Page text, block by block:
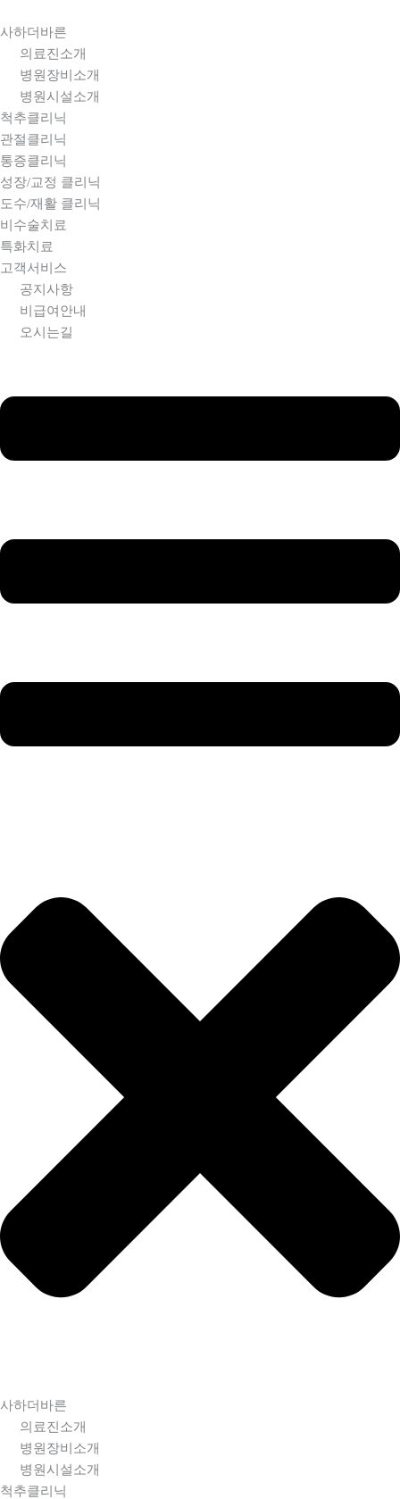
건너뛰기
사하더바른
의료진소개
병원장비소개
병원시설소개
척추클리닉
관절클리닉
통증클리닉
성장/교정 클리닉
도수/재활 클리닉
비수술치료
특화치료
고객서비스
공지사항
비급여안내
오시는길
사하더바른
의료진소개
병원장비소개
병원시설소개
척추클리닉